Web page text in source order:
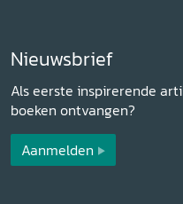
Nieuwsbrief
Als eerste inspirerende
boeken ontvangen?
Aanmelden